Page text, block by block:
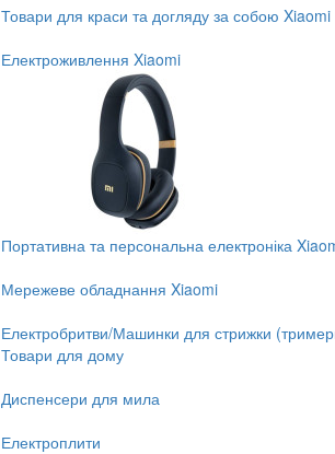
Товари для краси та догляду за собою Xiaomi
Електроживлення Xiaomi
Портативна та персональна електроніка
Мережеве обладнання Xiaomi
Електробритви/Машинки для стрижки
Товари для дому
Диспенсери для мила
Електроплити